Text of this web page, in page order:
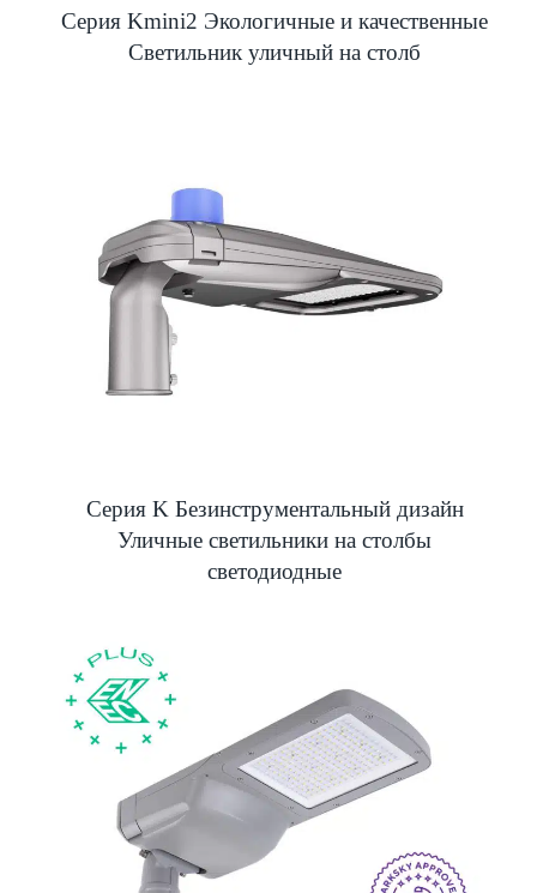
Серия Kmini2 Экологичные и качественные
Светильник уличный на столб
Серия K Безинструментальный дизайн
Уличные светильники на столбы
светодиодные